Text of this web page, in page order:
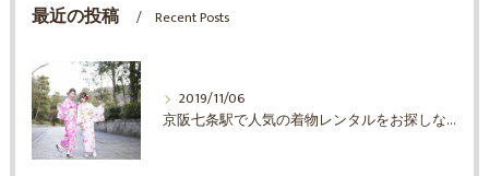
最近の投稿 Recent Posts
2019/11/06
京阪七条駅で人気の着物レンタルをお探しならエブリ着物日和